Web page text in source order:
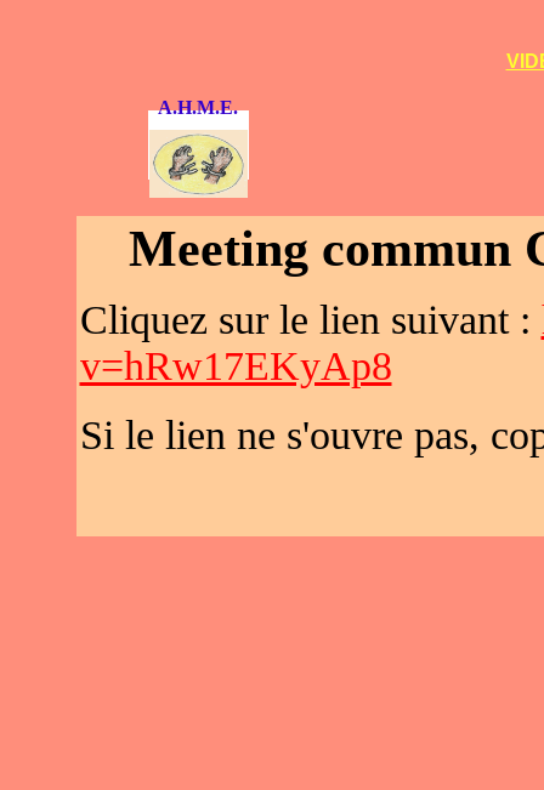
A.H.M.E.
Meeting commun
Cliquez sur le lien suivant :
v=hRw17EKyAp8
Si le lien ne s'ouvre pas,